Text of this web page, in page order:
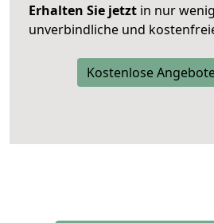
Erhalten Sie jetzt in nur
unverbindliche und
Kostenlose